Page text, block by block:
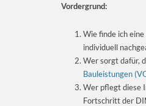
Vordergrund:
Wie finde ich
individuell
Wer sorgt dafür,
Bauleistungen
Wer pflegt diese
Fortschritt der